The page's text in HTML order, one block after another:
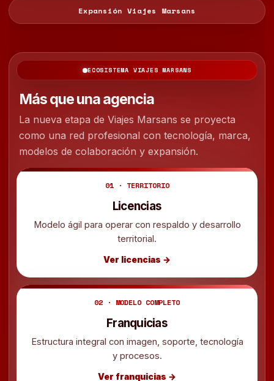
Expansión Viajes Marsans
ECOSISTEMA VIAJES MARSANS
Más que una agencia
La nueva etapa de Viajes Marsans se proyecta
como una red profesional con tecnología, marca,
modelos de colaboración y expansión.
01 · TERRITORIO
Licencias
Modelo ágil para operar con respaldo y desarrollo
territorial.
Ver licencias →
02 · MODELO COMPLETO
Franquicias
Estructura integral con imagen, soporte, tecnología
y procesos.
Ver franquicias →